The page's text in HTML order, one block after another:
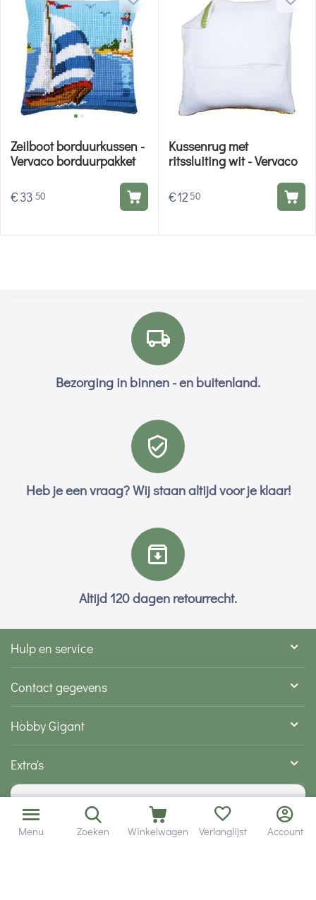
Zeilboot borduurkussen -
Vervaco borduurpakket
€33 50
Kussenrug met
ritssluiting wit - Vervaco
€12 50
Bezorging in binnen - en buitenland.
Heb je een vraag? Wij staan altijd voor je klaar!
Altijd 120 dagen retourrecht.
Hulp en service
Contact gegevens
Hobby Gigant
Extra's
Wij zijn bereikbaar via
Menu Zoeken Winkelwagen Verlanglijst Account